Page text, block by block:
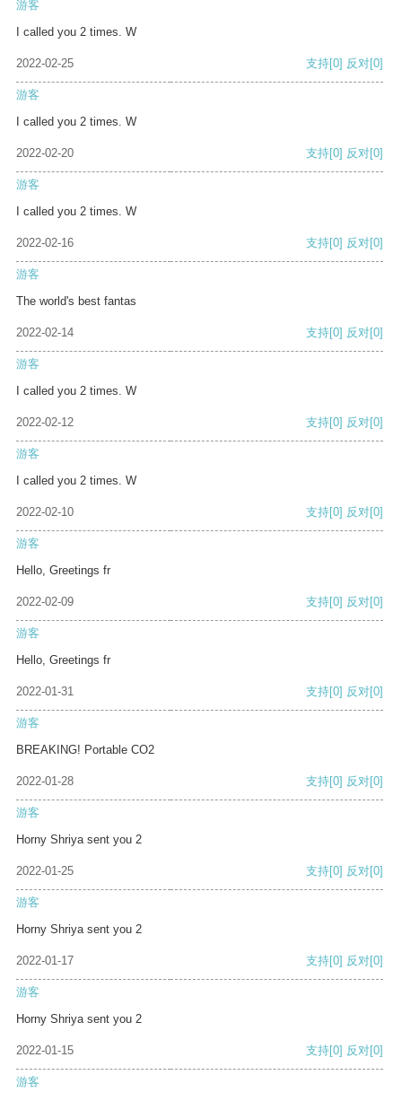
游客
I called you 2 times. W
2022-02-25 支持[0] 反对[0]
游客
I called you 2 times. W
2022-02-20 支持[0] 反对[0]
游客
I called you 2 times. W
2022-02-16 支持[0] 反对[0]
游客
The world's best fantas
2022-02-14 支持[0] 反对[0]
游客
I called you 2 times. W
2022-02-12 支持[0] 反对[0]
游客
I called you 2 times. W
2022-02-10 支持[0] 反对[0]
游客
Hello, Greetings fr
2022-02-09 支持[0] 反对[0]
游客
Hello, Greetings fr
2022-01-31 支持[0] 反对[0]
游客
BREAKING! Portable CO2
2022-01-28 支持[0] 反对[0]
游客
Horny Shriya sent you 2
2022-01-25 支持[0] 反对[0]
游客
Horny Shriya sent you 2
2022-01-17 支持[0] 反对[0]
游客
Horny Shriya sent you 2
2022-01-15 支持[0] 反对[0]
游客